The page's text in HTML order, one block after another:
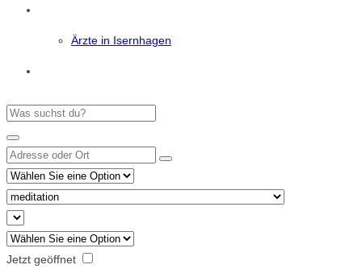
Ärzte in Isernhagen
Jetzt geöffnet